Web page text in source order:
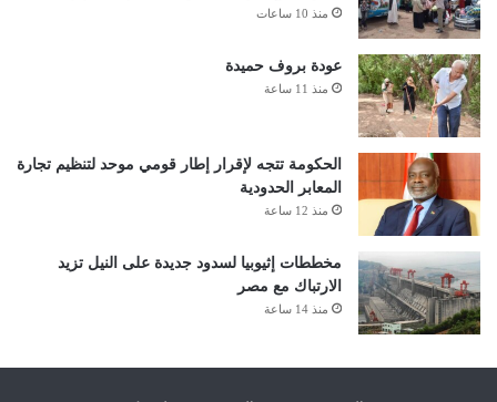
منذ 10 ساعات
عودة بروف حميدة
منذ 11 ساعة
الحكومة تتجه لإقرار إطار قومي موحد لتنظيم تجارة
المعابر الحدودية
منذ 12 ساعة
مخططات إثيوبيا لسدود جديدة على النيل تزيد
الارتباك مع مصر
منذ 14 ساعة